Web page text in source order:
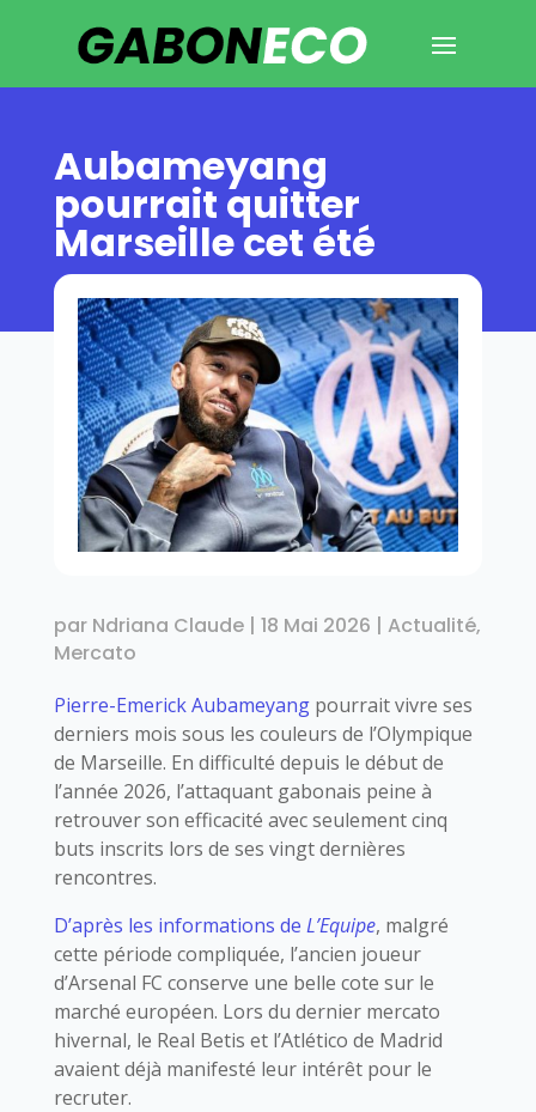
Aubameyang
pourrait quitter
Marseille cet été
par Ndriana Claude| 18 Mai 2026 | Actualité,
Mercato
Pierre-Emerick Aubameyangpourrait vivre ses
derniers mois sous les couleurs de l’Olympique
de Marseille. En difficulté depuis le début de
l’année 2026, l’attaquant gabonais peine à
retrouver son efficacité avec seulement cinq
buts inscrits lors de ses vingt dernières
rencontres.
D’après les informations de L’Equipe, malgré
cette période compliquée, l’ancien joueur
d’Arsenal FC conserve une belle cote sur le
marché européen. Lors du dernier mercato
hivernal, le Real Betis et l’Atlético de Madrid
avaient déjà manifesté leur intérêt pour le
recruter.